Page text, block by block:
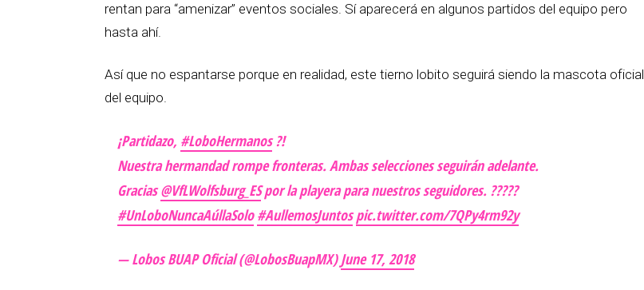
rentan para “amenizar” eventos sociales. Sí aparecerá en algunos partidos del equipo pero
hasta ahí.
Así que no espantarse porque en realidad, este tierno lobito seguirá siendo la mascota oficial
del equipo.
¡Partidazo, #LoboHermanos?!
Nuestra hermandad rompe fronteras. Ambas selecciones seguirán adelante.
Gracias@VfLWolfsburg_ESpor la playera para nuestros seguidores. ?????
#UnLoboNuncaAúllaSolo #AullemosJuntos pic.twitter.com/7QPy4rm92y
— Lobos BUAP Oficial (@LobosBuapMX)June 17, 2018